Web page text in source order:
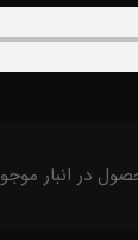
در انبار